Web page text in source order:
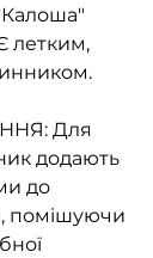
летким,
Для
додають
до
помішуючи